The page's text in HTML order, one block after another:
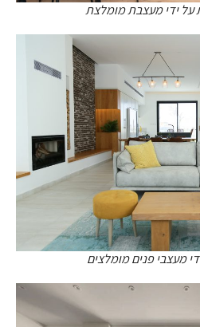
על ידי מעצבת מומלצת
מעצבי פנים מומלצים